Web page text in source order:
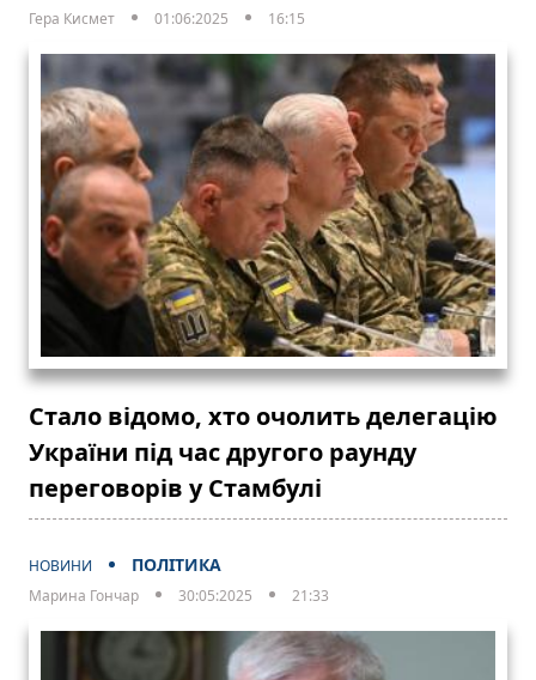
Гера Кисмет 01:06:2025 16:15
Стало відомо, хто очолить делегацію
України під час другого раунду
переговорів у Стамбулі
НОВИНИ ПОЛІТИКА
Марина Гончар 30:05:2025 21:33